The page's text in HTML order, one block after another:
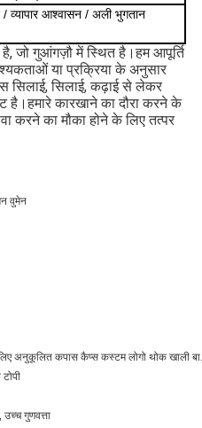
/ व्यापार आश्वासन / अली भुगतान
जो गुआंगज़ौ में स्थित है।हम आपूर्ति
या प्रक्रिया के अनुसार
सिलाई, सिलाई, कढ़ाई से लेकर
है।हमारे कारखाने का दौरा करने के
करने का मौका होने के लिए तत्पर
वुमेन
महिलाओं के
गुणवत्ता